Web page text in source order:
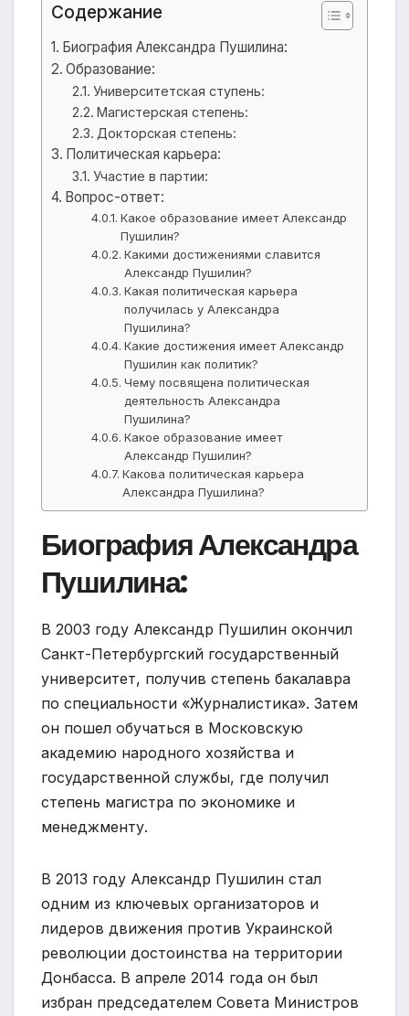
Содержание
Биография Александра Пушилина:
Образование:
Университетская ступень:
Магистерская степень:
Докторская степень:
Политическая карьера:
Участие в партии:
Вопрос-ответ:
Какое образование имеет Александр
Пушилин?
Какими достижениями славится
Александр Пушилин?
Какая политическая карьера
получилась у Александра
Пушилина?
Какие достижения имеет Александр
Пушилин как политик?
Чему посвящена политическая
деятельность Александра
Пушилина?
Какое образование имеет
Александр Пушилин?
Какова политическая карьера
Александра Пушилина?
Биография Александра
Пушилина:
В 2003 году Александр Пушилин окончил
Санкт-Петербургский государственный
университет, получив степень бакалавра
по специальности «Журналистика». Затем
он пошел обучаться в Московскую
академию народного хозяйства и
государственной службы, где получил
степень магистра по экономике и
менеджменту.
В 2013 году Александр Пушилин стал
одним из ключевых организаторов и
лидеров движения против Украинской
революции достоинства на территории
Донбасса. В апреле 2014 года он был
избран председателем Совета Министров